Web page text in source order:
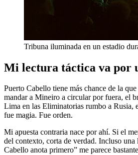
Tribuna iluminada en un estadio
Mi lectura táctica va por
Puerto Cabello tiene más chance de la
mandar a Mineiro a circular por fuera, el
Lima en las Eliminatorias rumbo a Rusia,
fue magia. Fue orden.
Mi apuesta contraria nace por ahí. Si el
del contexto, corta de verdad. Incluso
Cabello anota primero” me parece